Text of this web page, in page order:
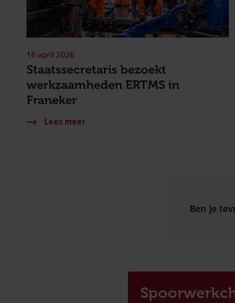
Staatssecretaris bezoekt
werkzaamheden ERTMS in
Franeker
16 april 2026
Ben je